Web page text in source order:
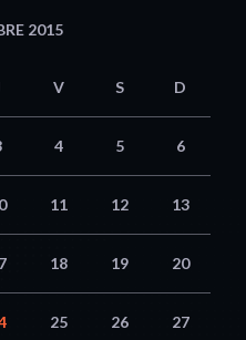
2015
V S D
4 5 6
11 12 13
18 19 20
25 26 27